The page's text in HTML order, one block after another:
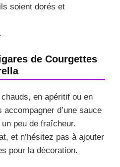
soient dorés et
de Courgettes
en apéritif ou en
d’une sauce
peu de fraîcheur.
et n’hésitez pas à ajouter
pour la décoration.